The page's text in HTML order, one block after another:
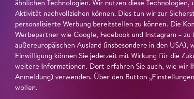
ähnlichen Technologien. Wir nutzen diese
Aktivität nachvollziehen können. Dies tun wir zur
personalisierte Werbung bereitstellen zu können. Die
Werbepartner wie Google, Facebook und Instagram –
außereuropäischen Ausland (insbesondere in den
Einwilligung können Sie jederzeit mit Wirkung für die
weitere Informationen. Dort erfahren Sie auch, wie wir
Anmeldung) verwenden. Über den Button
wollen.